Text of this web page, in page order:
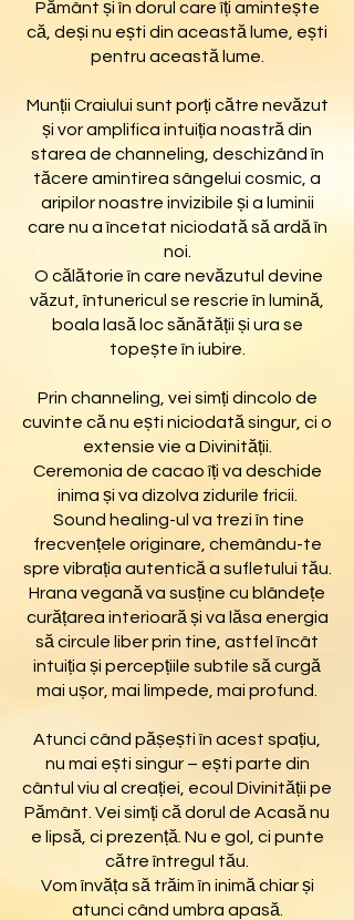
Pământ și în dorul care îți amintește
că, deși nu ești din această lume, ești
pentru această lume.
Munții Craiului sunt porți către nevăzut
și vor amplifica intuiția noastră din
starea de channeling, deschizând în
tăcere amintirea sângelui cosmic, a
aripilor noastre invizibile și a luminii
care nu a încetat niciodată să ardă în
noi.
O călătorie în care nevăzutul devine
văzut, întunericul se rescrie în lumină,
boala lasă loc sănătății și ura se
topește în iubire.
Prin channeling, vei simți dincolo de
cuvinte că nu ești niciodată singur, ci o
extensie vie a Divinității.
Ceremonia de cacao îți va deschide
inima și va dizolva zidurile fricii.
Sound healing-ul va trezi în tine
frecvențele originare, chemându-te
spre vibrația autentică a sufletului tău.
Hrana vegană va susține cu blândețe
curățarea interioară și va lăsa energia
să circule liber prin tine, astfel încât
intuiția și percepțiile subtile să curgă
mai ușor, mai limpede, mai profund.
Atunci când pășești în acest spațiu,
nu mai ești singur – ești parte din
cântul viu al creației, ecoul Divinității pe
Pământ. Vei simți că dorul de Acasă nu
e lipsă, ci prezență. Nu e gol, ci punte
către întregul tău.
Vom învăța să trăim în inimă chiar și
atunci când umbra apasă.